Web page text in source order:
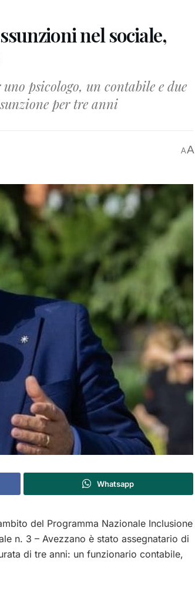
nel sociale,
psicologo, un contabile e due
per tre anni
AA
Whatsapp
del Programma Nazionale Inclusione
n. 3 – Avezzano è stato assegnatario di
di tre anni: un funzionario contabile,